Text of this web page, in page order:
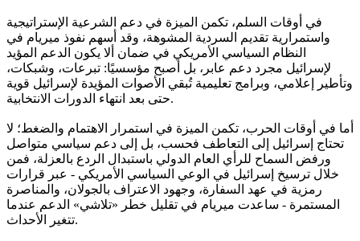
في أوقات السلم، تكمن الميزة في دعم الشرعية الإستراتيجية
واستمرارية تقديم السردية المشوهة، وقد أسهم نفوذ ميريام في
النظام السياسي الأمريكي في ضمان ألا يكون الدعم المؤيد
لإسرائيل مجرد دعم عابر، بل أصبح مؤسسيًا: تبرعات، وشبكات،
وتأطير إعلامي، وبرامج تعليمية تُبقي الأصوات المؤيدة لإسرائيل قوية
حتى بعد انتهاء الدورات الانتخابية.
أما في أوقات الحرب، تكمن الميزة في استمرار الاهتمام والضغط؛ لا
تحتاج إسرائيل إلى التعاطف فحسب، بل إلى دعم سياسي متواصل
ورفض السماح للرأي العام الدولي باستبدال الردع بالعزلة، فمن
خلال ترسيخ إسرائيل في الوعي السياسي الأمريكي - عبر قرارات
رمزية في عهد السفارة، وجهود الاعتراف بالجولان، والمناصرة
المستمرة - ساعدت ميريام في تقليل خطر «تلاشي» الدعم عندما
تتغير الأحداث.